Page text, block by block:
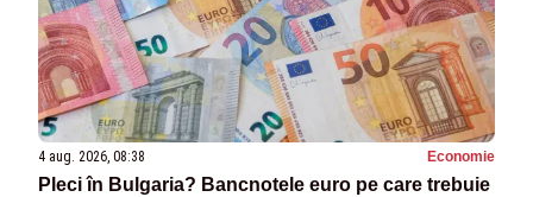
4 aug. 2026, 08:38 Economie
Pleci în Bulgaria? Bancnotele euro pe care trebuie